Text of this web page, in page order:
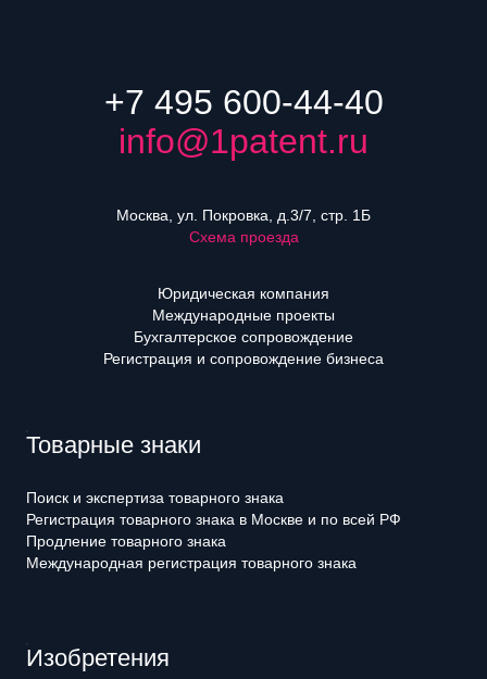
+7 495 600-44-40
info@1patent.ru
Москва, ул. Покровка, д.3/7, стр. 1Б
Схема проезда
Юридическая компания
Международные проекты
Бухгалтерское сопровождение
Регистрация и сопровождение бизнеса
Товарные знаки
Поиск и экспертиза товарного знака
Регистрация товарного знака в Москве и по всей РФ
Продление товарного знака
Международная регистрация товарного знака
Изобретения